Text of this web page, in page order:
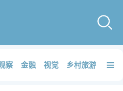
察 金融 视觉 乡村旅游 品鉴
≡